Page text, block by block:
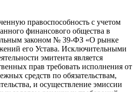
правоспособность с учетом
финансового общества в
законом № 39-ФЗ «О рынке
его Устава. Исключительными
эмитента является
прав требовать исполнения от
средств по обязательствам,
и осуществление эмиссии